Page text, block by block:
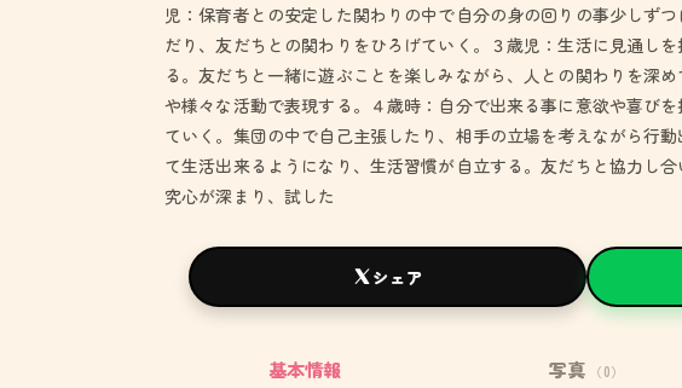
児：保育者との安定した関わりの中で自分の身の回りの事少しず
だり、友だちとの関わりをひろげていく。３歳児：生活に見通し
る。友だちと一緒に遊ぶことを楽しみながら、人との関わりを深
や様々な活動で表現する。４歳時：自分で出来る事に意欲や喜び
ていく。集団の中で自己主張したり、相手の立場を考えながら行
て生活出来るようになり、生活習慣が自立する。友だちと協力し
究心が深まり、試した
シェア
基本情報 写真 （0）